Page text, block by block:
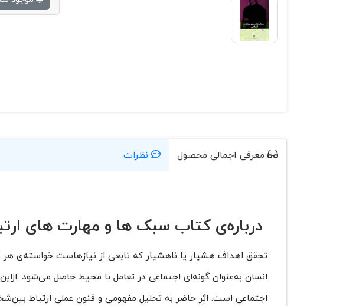
معرفی اجمالی محصول نظرات
درباره‌ی کتاب سبک ها و مهارت های
تحقق اهداف هشیار یا ناهشیار که تابعی از نیازهاست خواسته‌ی
انسان به‌عنوان ‌گونه‌ای اجتماعی در تعامل با محیط حاصل می‌شود.
اجتماعی است. اثر حاضر به تحلیل مفهومی و فنون عملی ارتباط